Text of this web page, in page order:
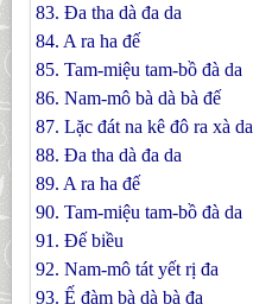
83. Ða tha dà đa da
84. A ra ha đế
85. Tam-miệu tam-bồ đà da
86. Nam-mô bà dà bà đế
87. Lặc đát na kê đô ra xà da
88. Ða tha dà đa da
89. A ra ha đế
90. Tam-miệu tam-bồ đà da
91. Ðế biều
92. Nam-mô tát yết rị đa
93. Ế đàm bà dà bà đa